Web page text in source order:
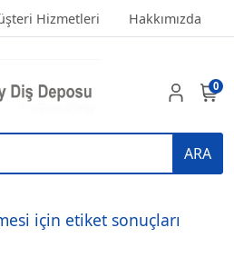
Hizmetleri Hakkımızda
ARA
0
için etiket sonuçları